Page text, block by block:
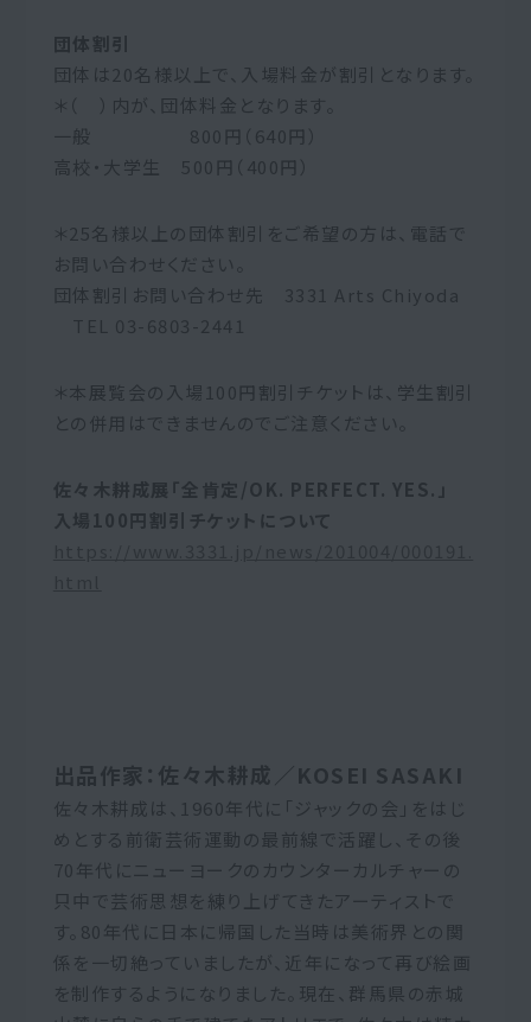
団体割引
団体は20名様以上で、入場料金が割引となります。
＊（ ）内が、団体料金となります。
一般 800円（640円）
高校・大学生 500円（400円）
＊25名様以上の団体割引をご希望の方は、電話で
お問い合わせください。
団体割引お問い合わせ先 3331 Arts Chiyoda
TEL 03-6803-2441
＊本展覧会の入場100円割引チケットは、学生割引
との併用はできませんのでご注意ください。
佐々木耕成展「全肯定/OK. PERFECT. YES.」
入場100円割引チケットについて
出品作家：佐々木耕成／KOSEI SASAKI
佐々木耕成は、1960年代に「ジャックの会」をはじ
めとする前衛芸術運動の最前線で活躍し、その後
70年代にニューヨークのカウンターカルチャーの
只中で芸術思想を練り上げてきたアーティストで
す。80年代に日本に帰国した当時は美術界との関
係を一切絶っていましたが、近年になって再び絵画
を制作するようになりました。現在、群馬県の赤城